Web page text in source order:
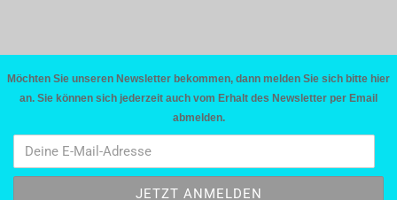
Möchten Sie unseren Newsletter bekommen, dann melden Sie sich bitte hier
an. Sie können sich jederzeit auch vom Erhalt des Newsletter per Email
abmelden.